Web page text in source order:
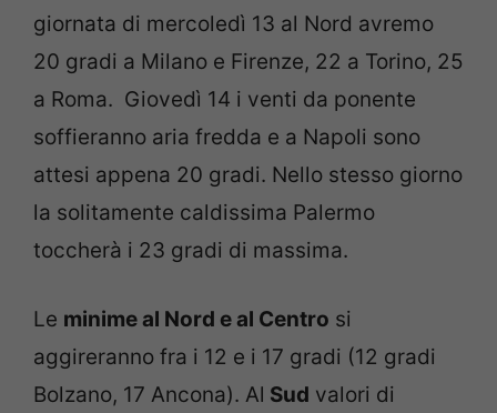
giornata di mercoledì 13 al Nord avremo
20 gradi a Milano e Firenze, 22 a Torino, 25
a Roma. Giovedì 14 i venti da ponente
soffieranno aria fredda e a Napoli sono
attesi appena 20 gradi. Nello stesso giorno
la solitamente caldissima Palermo
toccherà i 23 gradi di massima.
Le minime al Nord e al Centro si
aggireranno fra i 12 e i 17 gradi (12 gradi
Bolzano, 17 Ancona). Al Sud valori di